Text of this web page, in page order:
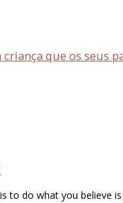
que os seus
to do what you believe